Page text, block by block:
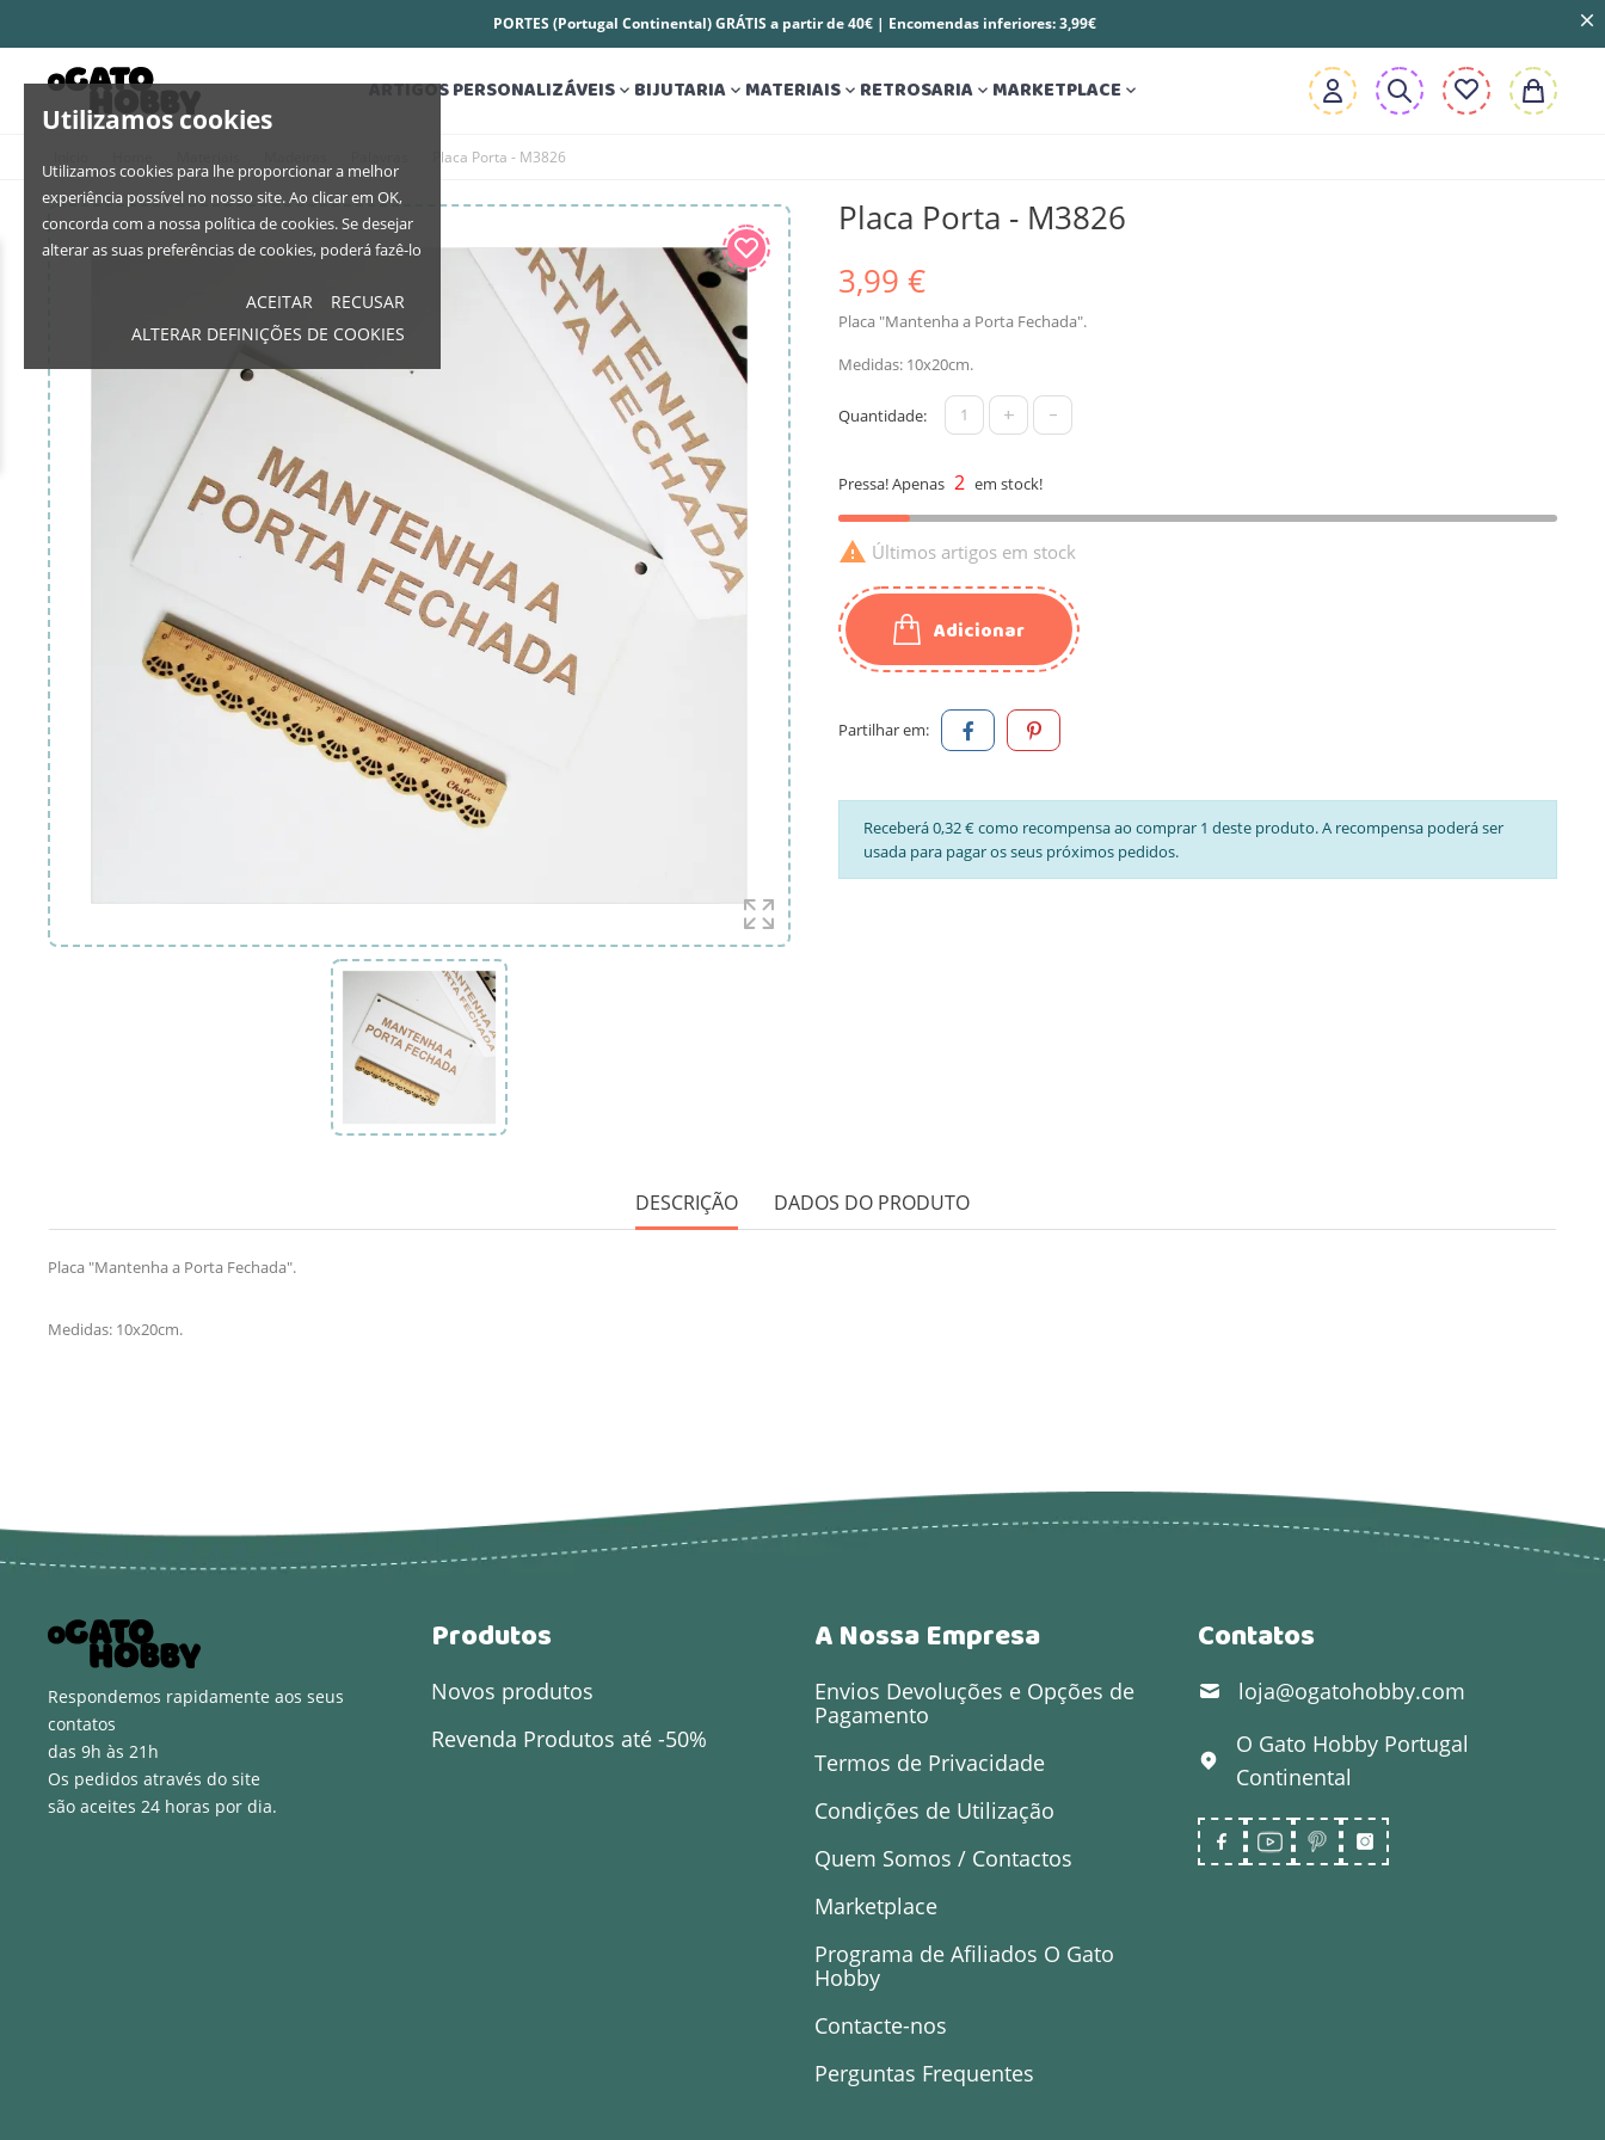
Utilizamos cookies
Utilizamos cookies para lhe proporcionar a melhor
experiência possível no nosso site. Ao clicar em OK,
concorda com a nossa política de cookies. Se desejar
alterar as suas preferências de cookies, poderá fazê-lo
ACEITAR
RECUSAR
ALTERAR DEFINIÇÕES DE COOKIES
PORTES (Portugal Continental) GRÁTIS a partir de 40€ | Encomendas inferiores: 3,99€
ARTIGOS PERSONALIZÁVEIS BIJUTARIA MATERIAIS RETROSARIA MARKETPLACE 
Placa Porta - M3826
Placa Porta - M3826
3,99 €
Placa "Mantenha a Porta Fechada".
Medidas: 10x20cm.
Quantidade: + -
Pressa! Apenas 2 em stock!
 Últimos artigos em stock
Adicionar
Partilhar em:
Receberá 0,32 € como recompensa ao comprar 1 deste produto. A recompensa poderá ser
usada para pagar os seus próximos pedidos.
DESCRIÇÃO DADOS DO PRODUTO
Placa "Mantenha a Porta Fechada".
Medidas: 10x20cm.
Respondemos rapidamente aos seus
contatos
das 9h às 21h
Os pedidos através do site
são aceites 24 horas por dia.
Produtos
Novos produtos
Revenda Produtos até -50%
A Nossa Empresa
Envios Devoluções e Opções de
Pagamento
Termos de Privacidade
Condições de Utilização
Quem Somos / Contactos
Marketplace
Programa de Afiliados O Gato
Hobby
Contacte-nos
Perguntas Frequentes
Contatos
loja@ogatohobby.com
O Gato Hobby Portugal
Continental